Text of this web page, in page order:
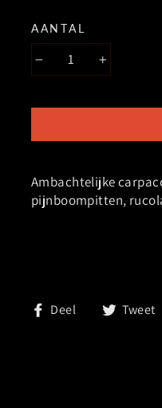
AANTAL
Ambachtelijke
pijnboompitten,
Deel
Deel Tweet